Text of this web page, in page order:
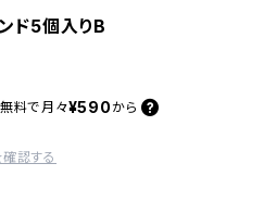
ド5個入りB
料で月々¥590 から
認する